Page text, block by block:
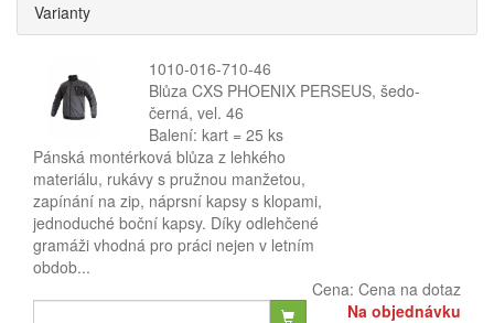
Varianty
1010-016-710-46
Blůza CXS PHOENIX PERSEUS, šedo-
černá, vel. 46
Balení: kart = 25 ks
Pánská montérková blůza z lehkého
materiálu, rukávy s pružnou manžetou,
zapínání na zip, náprsní kapsy s klopami,
jednoduché boční kapsy. Díky odlehčené
gramáži vhodná pro práci nejen v letním
obdob...
Cena: Cena na dotaz
Na objednávku